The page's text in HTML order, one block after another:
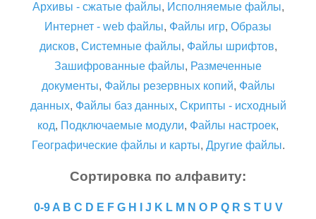
Архивы - сжатые файлы, Исполняемые файлы,
Интернет - web файлы, Файлы игр, Образы
дисков, Системные файлы, Файлы шрифтов,
Зашифрованные файлы, Размеченные
документы, Файлы резервных копий, Файлы
данных, Файлы баз данных, Скрипты - исходный
код, Подключаемые модули, Файлы настроек,
Географические файлы и карты, Другие файлы.
Сортировка по алфавиту:
0-9 A B C D E F G H J K L M N O P Q R S T U V